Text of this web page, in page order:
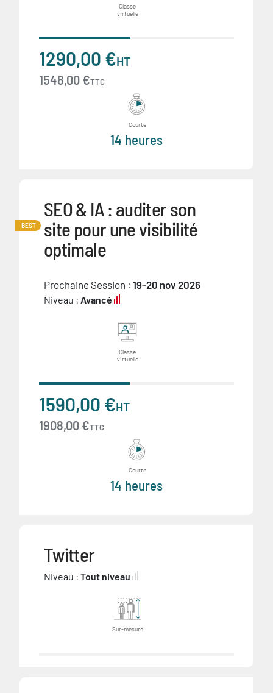
Classe
virtuelle
1290,00 €HT
1548,00 €TTC
Courte
14 heures
BEST
SEO & IA : auditer son
site pour une visibilité
optimale
Prochaine Session : 19-20 nov 2026
Niveau : Avancé
Classe
virtuelle
1590,00 €HT
1908,00 €TTC
Courte
14 heures
Twitter
Niveau : Tout niveau
Sur-mesure